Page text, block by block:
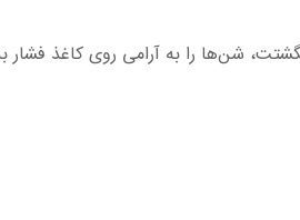
شن‌ها را به آرامی روی کاغذ فشار